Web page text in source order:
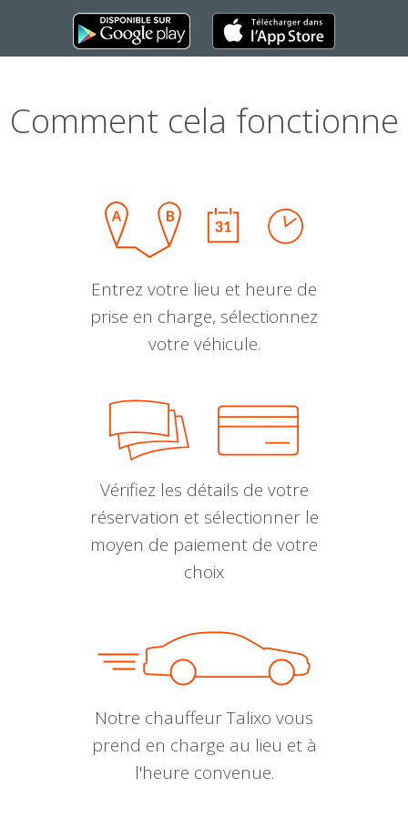
Comment cela fonctionne
Entrez votre lieu et heure de
prise en charge, sélectionnez
votre véhicule.
Vérifiez les détails de votre
réservation et sélectionner le
moyen de paiement de votre
choix
Notre chauffeur Talixo vous
prend en charge au lieu et à
l'heure convenue.